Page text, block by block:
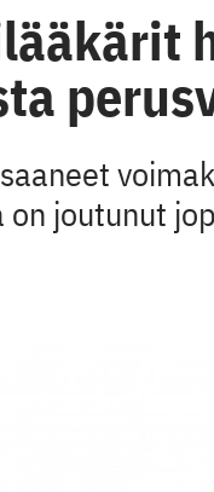
on joutunut